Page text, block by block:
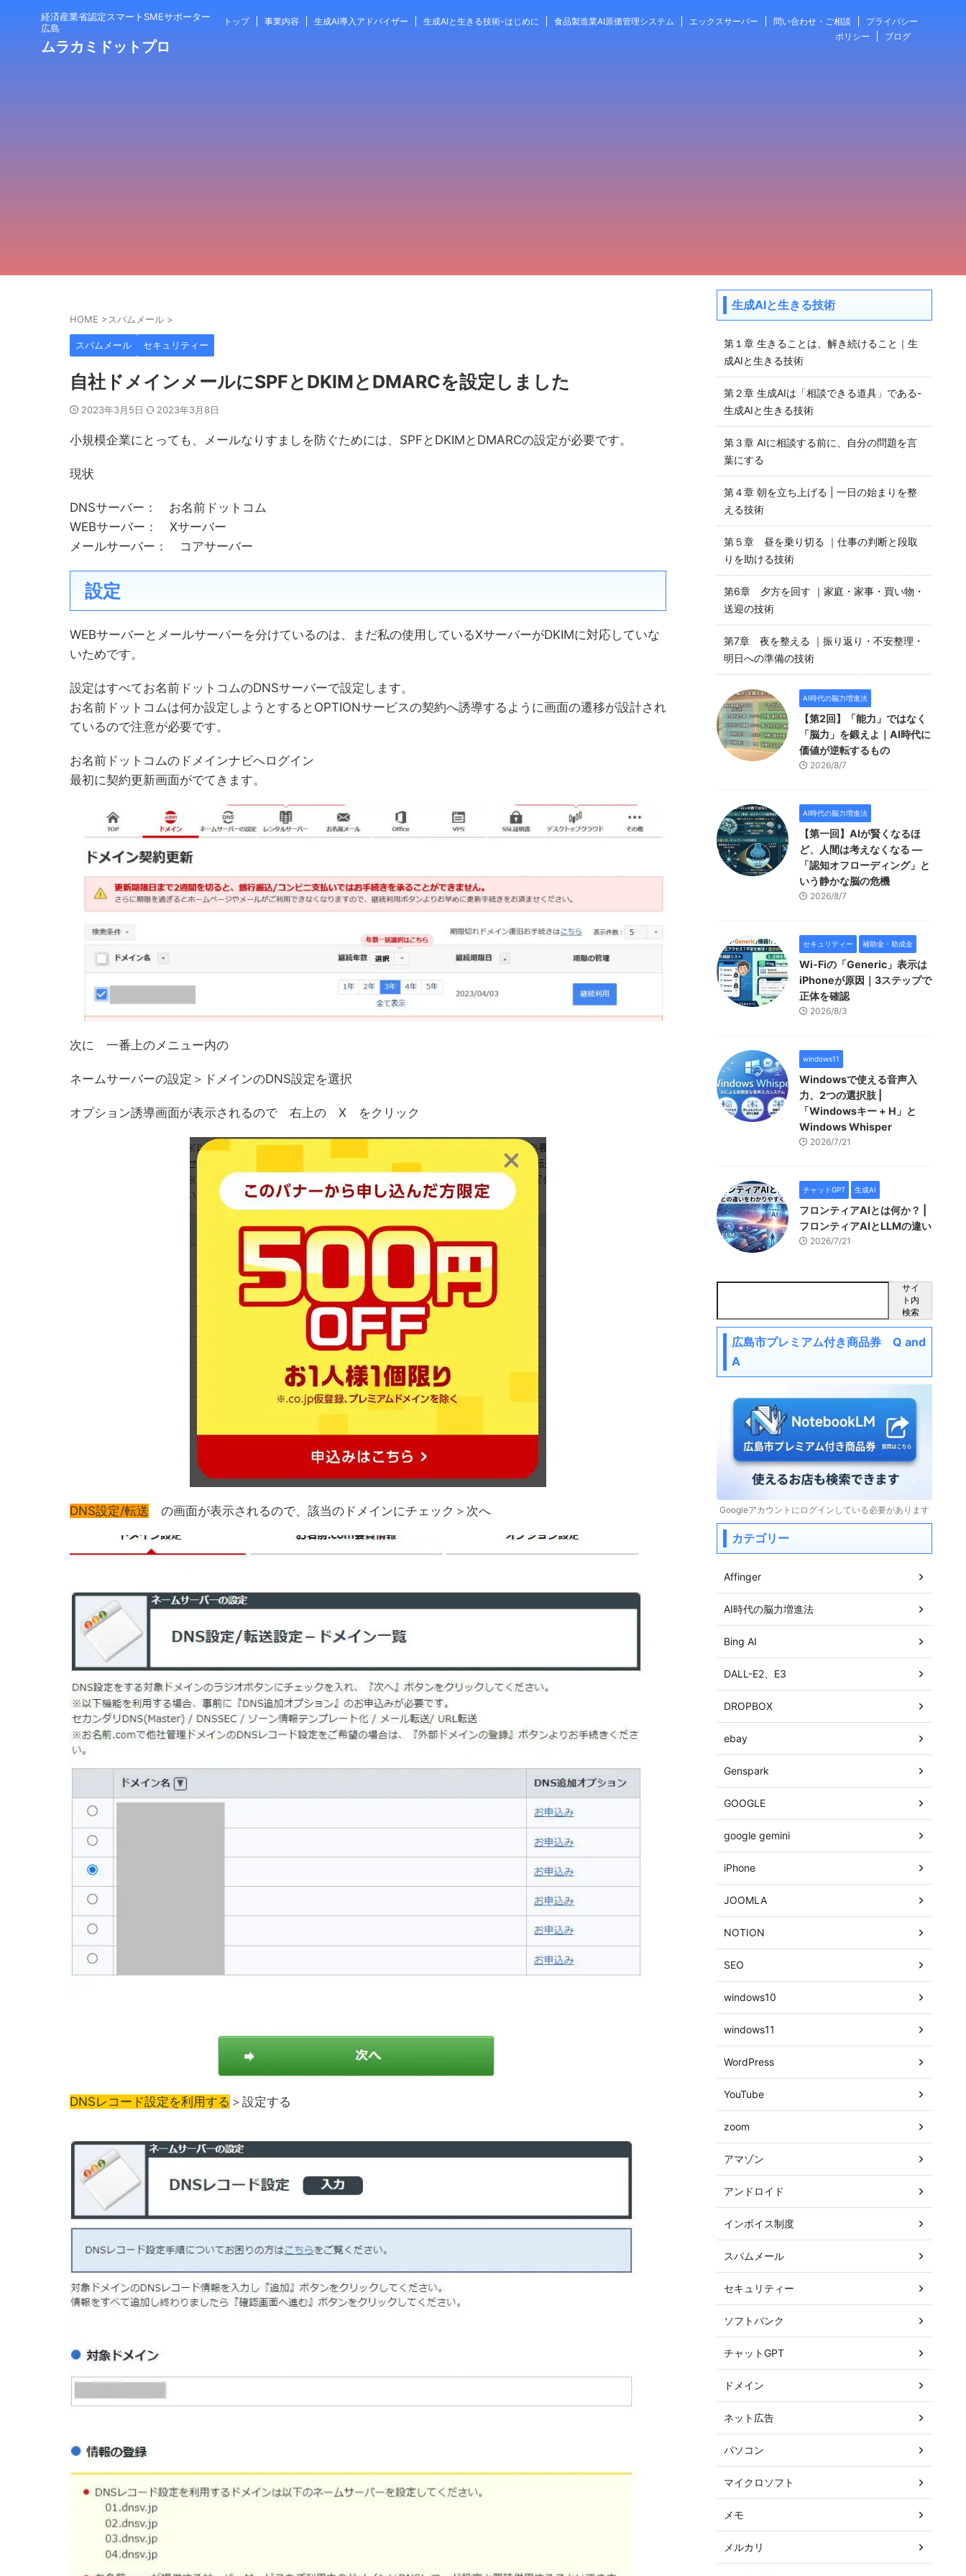
経済産業省認定スマートSMEサポーター
広島
ムラカミドットプロ
トップ 事業内容 生成AI導入アドバイザー 生成AIと生きる技術-はじめに 食品製造業AI原価管理システム エックスサーバー 問い合わせ・ご相談
プライバシー
ポリシー
ブログ
HOME >スパムメール >
スパムメール セキュリティー
自社ドメインメールにSPFとDKIMとDMARCを設定しました
2023年3月5日 2023年3月8日
小規模企業にとっても、メールなりすましを防ぐためには、SPFとDKIMとDMARCの設定が必要です。
現状
DNSサーバー： お名前ドットコム
WEBサーバー： Xサーバー
メールサーバー： コアサーバー
設定
WEBサーバーとメールサーバーを分けているのは、まだ私の使用しているXサーバーがDKIMに対応していな
いためです。
設定はすべてお名前ドットコムのDNSサーバーで設定します。
お名前ドットコムは何か設定しようとするとOPTIONサービスの契約へ誘導するように画面の遷移が設計され
ているので注意が必要です。
お名前ドットコムのドメインナビへログイン
最初に契約更新画面がでてきます。
次に 一番上のメニュー内の
ネームサーバーの設定＞ドメインのDNS設定を選択
オプション誘導画面が表示されるので 右上の X をクリック
DNS設定/転送 の画面が表示されるので、該当のドメインにチェック＞次へ
DNSレコード設定を利用する ＞設定する
生成AIと生きる技術
第１章 生きることは、解き続けること｜生
成AIと生きる技術
第２章 生成AIは「相談できる道具」である-
生成AIと生きる技術
第３章 AIに相談する前に、自分の問題を言
葉にする
第４章 朝を立ち上げる | 一日の始まりを整
える技術
第５章 昼を乗り切る ｜仕事の判断と段取
りを助ける技術
第6章 夕方を回す ｜家庭・家事・買い物・
送迎の技術
第7章 夜を整える ｜振り返り・不安整理・
明日への準備の技術
AI時代の脳力増進法
【第2回】「能力」ではなく
「脳力」を鍛えよ｜AI時代に
価値が逆転するもの
2026/8/7
AI時代の脳力増進法
【第一回】AIが賢くなるほ
ど、人間は考えなくなる —
「認知オフローディング」と
いう静かな脳の危機
2026/8/7
セキュリティー 補助金・助成金
Wi-Fiの「Generic」表示は
iPhoneが原因｜3ステップで
正体を確認
2026/8/3
windows11
Windowsで使える音声入
力、2つの選択肢 |
「Windowsキー + H」と
Windows Whisper
2026/7/21
チャットGPT 生成AI
フロンティアAIとは何か？ |
フロンティアAIとLLMの違い
2026/7/21
サイ
ト内
検索
広島市プレミアム付き商品券 Q and
A
Googleアカウントにログインしている必要があります
カテゴリー
Affinger
AI時代の脳力増進法
Bing AI
DALL-E2、E3
DROPBOX
ebay
Genspark
GOOGLE
google gemini
iPhone
JOOMLA
NOTION
SEO
windows10
windows11
WordPress
YouTube
zoom
アマゾン
アンドロイド
インボイス制度
スパムメール
セキュリティー
ソフトバンク
チャットGPT
ドメイン
ネット広告
パソコン
マイクロソフト
メモ
メルカリ